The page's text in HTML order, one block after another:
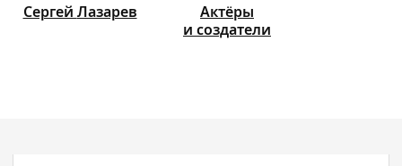
Сергей Лазарев
Актёры
и создатели